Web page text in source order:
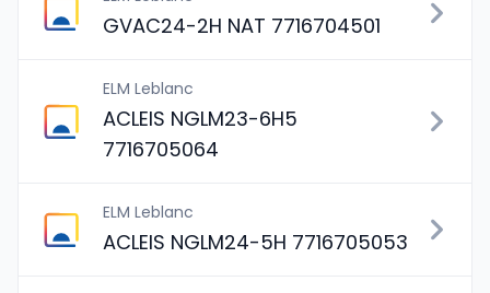
GVAC24-2H NAT 7716704501
ELM Leblanc
ACLEIS NGLM23-6H5
7716705064
ELM Leblanc
ACLEIS NGLM24-5H 7716705053